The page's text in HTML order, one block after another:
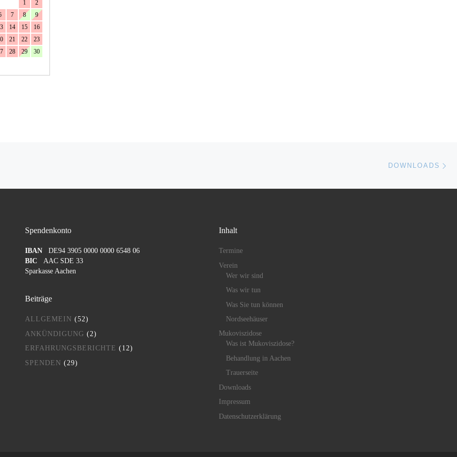
1
2
7 8
9
14 15
16
21 22
23
28 29
30
DOWNLOADS
Spendenkonto
IBAN DE94 3905 0000 0000 6548 06
BIC AAC SDE 33
Sparkasse Aachen
Beiträge
ALLGEMEIN (52)
ANKÜNDIGUNG (2)
ERFAHRUNGSBERICHTE (12)
SPENDEN (29)
Inhalt
Termine
Verein
Wer wir sind
Was wir tun
Was Sie tun können
Nordseehäuser
Mukoviszidose
Was ist Mukoviszidose?
Behandlung in Aachen
Trauerseite
Downloads
Impressum
Datenschutzerklärung